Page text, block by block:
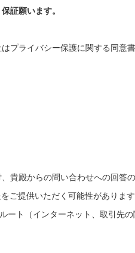
証願います。
プライバシー保護に関する同意
貴殿からの問い合わせへの回答
ご提供いただく可能性があります
ト（インターネット、取引先